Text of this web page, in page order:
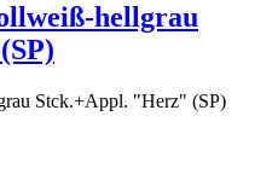
hellgrau
Stck.+Appl. "Herz" (SP)